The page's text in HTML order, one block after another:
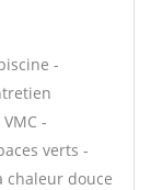
-
-
verts -
chaleur douce